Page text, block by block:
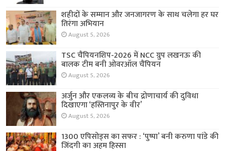
शहीदों के सम्मान और जनजागरण के साथ चलेगा हर घर
तिरंगा अभियान
August 5, 2026
TSC चैंपियनशिप-2026 में NCC ग्रुप लखनऊ की
बालक टीम बनी ओवरऑल चैंपियन
August 5, 2026
अर्जुन और एकलव्य के बीच द्रोणाचार्य की दुविधा
दिखाएगा ‘हस्तिनापुर के वीर’
August 5, 2026
1300 एपिसोड्स का सफर : ‘पुष्पा’ बनी करुणा पांडे की
जिंदगी का अहम हिस्सा